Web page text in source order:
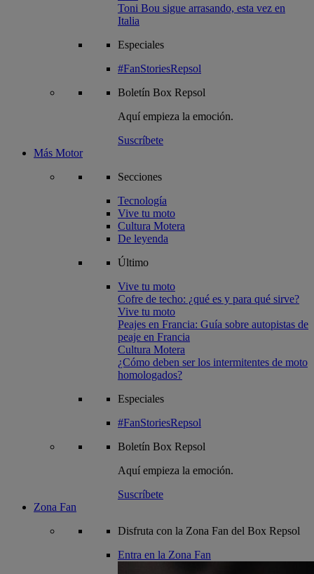
Toni Bou sigue arrasando, esta vez en
Italia
Especiales
#FanStoriesRepsol
Boletín Box Repsol
Aquí empieza la emoción.
Suscríbete
Más Motor
Secciones
Tecnología
Vive tu moto
Cultura Motera
De leyenda
Último
Vive tu moto
Cofre de techo: ¿qué es y para qué sirve?
Vive tu moto
Peajes en Francia: Guía sobre autopistas de
peaje en Francia
Cultura Motera
¿Cómo deben ser los intermitentes de moto
homologados?
Especiales
#FanStoriesRepsol
Boletín Box Repsol
Aquí empieza la emoción.
Suscríbete
Zona Fan
Disfruta con la Zona Fan del Box Repsol
Entra en la Zona Fan